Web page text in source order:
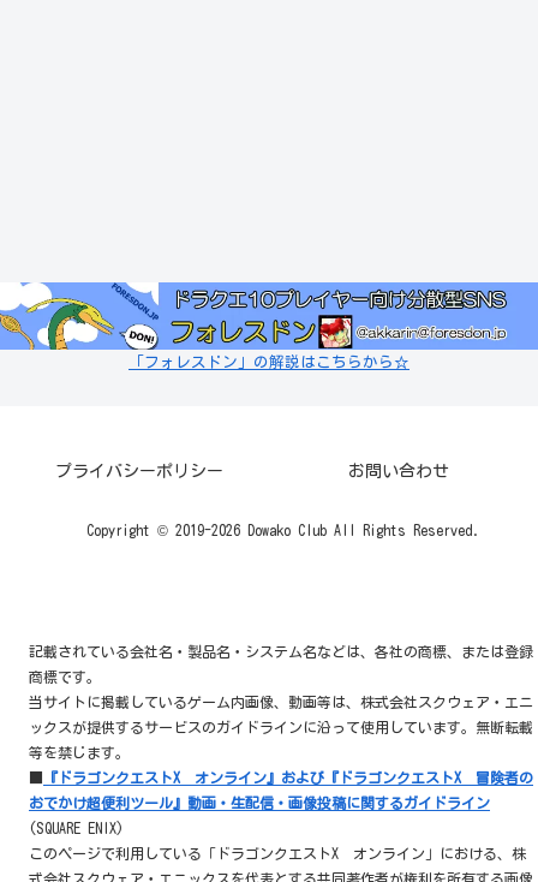
「フォレスドン」の解説はこちらから☆
プライバシーポリシー お問い合わせ
Copyright © 2019-2026 Dowako Club All Rights Reserved.
記載されている会社名・製品名・システム名などは、各社の商標、または登録
商標です。
当サイトに掲載しているゲーム内画像、動画等は、株式会社スクウェア・エニ
ックスが提供するサービスのガイドラインに沿って使用しています。無断転載
等を禁じます。
『ドラゴンクエストX オンライン』および『ドラゴンクエストX 冒険者の
おでかけ超便利ツール』動画・生配信・画像投稿に関するガイドライン
(SQUARE ENIX)
このページで利用している「ドラゴンクエストX オンライン」における、株
式会社スクウェア・エニックスを代表とする共同著作者が権利を所有する画像